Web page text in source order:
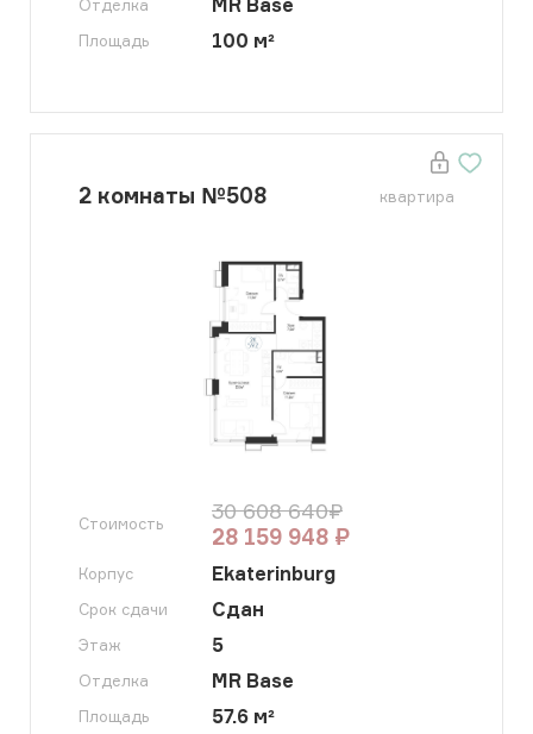
Отделка MR Base
Площадь 100 м²
2 комнаты №508 квартира
Стоимость 30 608 640₽
28 159 948 ₽
Корпус Ekaterinburg
Срок сдачи Сдан
Этаж 5
Отделка MR Base
Площадь 57.6 м²